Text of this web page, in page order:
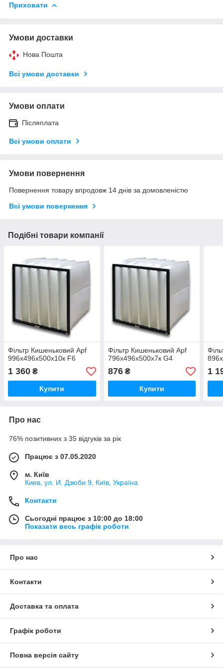
Приховати
Умови доставки
Нова Пошта
Всі умови доставки
Умови оплати
Післяплата
Всі умови оплати
Умови повернення
Повернення товару впродовж 14 днів за домовленістю
Всі умови повернення
Подібні товари компанії
Фільтр Кишеньковий Apf
996х496х500х10к F6
1 360 ₴
Купити
Фільтр Кишеньковий Apf
796х496х500х7к G4
876₴
Купити
1
Про нас
76% позитивних з 35 відгуків за рік
Працює з 07.05.2020
м. Київ
Киев, ул. И. Дзюби 9, Київ, Україна
Контакти
Сьогодні працює з 10:00 до 18:00
Показати весь графік роботи
Про нас
Контакти
Доставка та оплата
Графік роботи
Повна версія сайту